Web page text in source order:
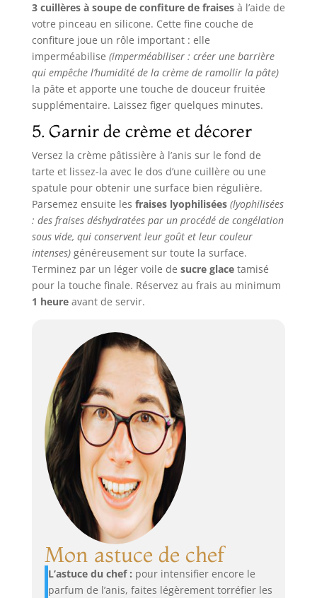
3 cuillères à soupe de confiture de fraisesà l’aide de
votre pinceau en silicone. Cette fine couche de
confiture joue un rôle important : elle
imperméabilise (imperméabiliser : créer une barrière
qui empêche l’humidité de la crème de ramollir la pâte)
la pâte et apporte une touche de douceur fruitée
supplémentaire. Laissez figer quelques minutes.
5. Garnir de crème et décorer
Versez la crème pâtissière à l’anis sur le fond de
tarte et lissez-la avec le dos d’une cuillère ou une
spatule pour obtenir une surface bien régulière.
Parsemez ensuite les fraises lyophilisées (lyophilisées
: des fraises déshydratées par un procédé de congélation
sous vide, qui conservent leur goût et leur couleur
intenses)généreusement sur toute la surface.
Terminez par un léger voile de sucre glacetamisé
pour la touche finale. Réservez au frais au minimum
1 heureavant de servir.
Mon astuce de chef
L’astuce du chef : pour intensifier encore le
parfum de l’anis, faites légèrement torréfier les